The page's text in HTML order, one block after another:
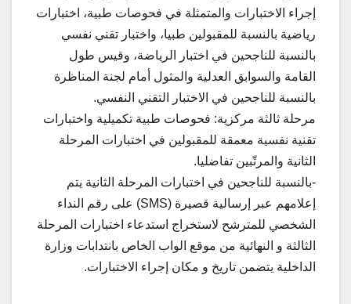
إجراء الاختبارات والمتمثلة في فحوصات طبية، اختبارات
رياضية بالنسبة للمقبولين طبيا، واختبار تقني نفسي
بالنسبة للناجحين في اختبار الرياضة، وقيس طول
القامة والسوابق العدلية والمثول أمام لجنة المناظرة
بالنسبة للناجحين في الاختبار التقني النفسي.
مرحلة ثالثة مركزية: فحوصات طبية تكميلية واختبارات
تقنية نفسية معمقة للمقبولين في اختبارات المرحلة
الثانية والمرتّبين تفاضليا.
-بالنسبة للناجحين في اختبارات المرحلة الثانية يتم
إعلامهم عبر إرسالية قصيرة (SMS) على رقم النداء
الشخصي للمترشح لاستخراج استدعاء اختبارات المرحلة
الثالثة و النهائية من موقع الواب الخاص بانتدابات وزارة
الداخلية يتضمن تاريخ و مكان إجراء الاختبارات.